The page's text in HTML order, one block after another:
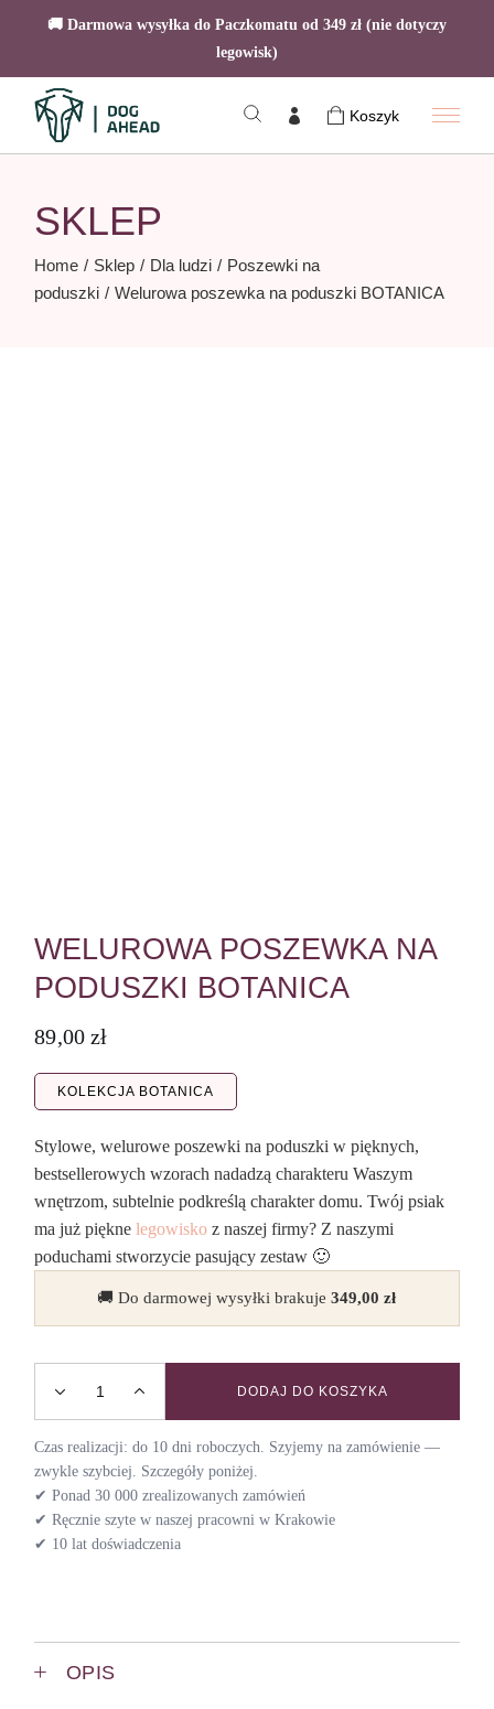
🚚 Darmowa wysyłka do Paczkomatu od 349 zł (nie dotyczy
legowisk)
content
Koszyk
SKLEP
Home Sklep Dla ludzi
Poszewki na
poduszki
Welurowa poszewka na poduszki BOTANICA
WELUROWA POSZEWKA NA
PODUSZKI BOTANICA
89,00 zł
KOLEKCJA BOTANICA
Stylowe, welurowe poszewki na poduszki w pięknych,
bestsellerowych wzorach nadadzą charakteru Waszym
wnętrzom, subtelnie podkreślą charakter domu. Twój psiak
ma już pięknelegowisko z naszej firmy? Z naszymi
poduchami stworzycie pasujący zestaw 🙂
🚚 Do darmowej wysyłki brakuje349,00zł
Welurowa poszewka na poduszki BOTANICA quantity
DODAJ DO KOSZYKA
Czas realizacji: do 10 dni roboczych. Szyjemy na zamówienie —
zwykle szybciej. Szczegóły poniżej.
✔ Ponad 30 000 zrealizowanych zamówień
✔ Ręcznie szyte w naszej pracowni w Krakowie
✔ 10 lat doświadczenia
OPIS